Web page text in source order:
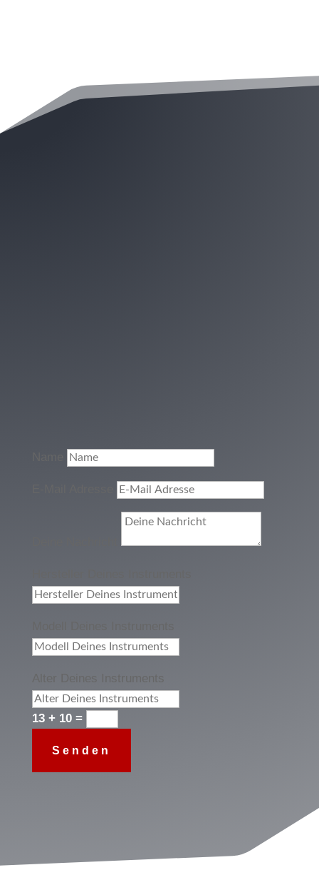
Alter Deines Instruments
13 + 10=
Senden